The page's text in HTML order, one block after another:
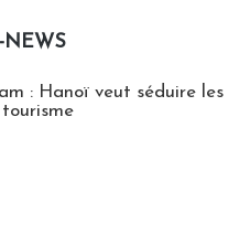
NEWS
: Hanoï veut séduire les